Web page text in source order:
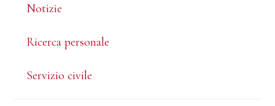
Notizie
Ricerca personale
Servizio civile